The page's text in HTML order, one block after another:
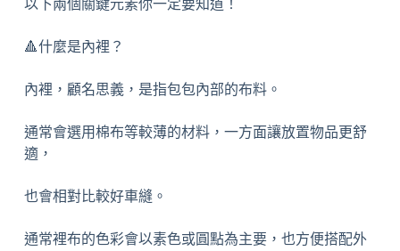
以下兩個關鍵元素你一定要知道！
🔺什麼是內裡？
內裡，顧名思義，是指包包內部的布料。
通常會選用棉布等較薄的材料，一方面讓放置物品更舒
適，
也會相對比較好車縫。
通常裡布的色彩會以素色或圓點為主要，也方便搭配外